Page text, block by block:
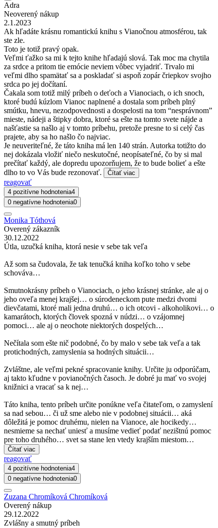
Adra
Neoverený nákup
2.1.2023
Ak hľadáte krásnu romantickú knihu s Vianočnou atmosférou, tak
ste zle.
Toto je totiž pravý opak.
Veľmi ťažko sa mi k tejto knihe hľadajú slová. Tak moc ma chytila
za srdce a pritom tie emócie neviem vôbec vyjadriť. Trvalo mi
veľmi dlho spamätať sa a poskladať si aspoň zopár čriepkov svojho
srdca po jej dočítaní.
Čakala som totiž milý príbeh o deťoch a Vianociach, o ich snoch,
ktoré budú kúzlom Vianoc naplnené a dostala som príbeh plný
smútku, hnevu, nezodpovednosti a dospelosti na tom “nesprávnom”
mieste, nádeji a štipky dobra, ktoré sa ešte na tomto svete nájde a
našťastie sa našlo aj v tomto príbehu, pretože presne to si celý čas
prajete, aby sa ho našlo čo najviac.
Je neuveriteľné, že táto kniha má len 140 strán. Autorka totižto do
nej dokázala vložiť niečo neskutočné, neopísateľné, čo by si mal
prečítať každý, ale dopredu upozorňujem, že to bude bolieť a ešte
dlho to vo Vás bude rezonovať.
Čítať viac
reagovať
4 pozitívne hodnotenia4
0 negatívne hodnotenia0
Monika Tóthová
Overený zákazník
30.12.2022
Útla, uzučká kniha, ktorá nesie v sebe tak veľa
Až som sa čudovala, že tak tenučká kniha koľko toho v sebe
schováva…
Smutnokrásny príbeh o Vianociach, o jeho krásnej stránke, ale aj o
jeho oveľa menej krajšej… o súrodeneckom pute medzi dvomi
dievčatami, ktoré mali jedna druhú… o ich otcovi - alkoholikovi… o
kamarátoch, ktorých človek spozná v núdzi… o vzájomnej
pomoci… ale aj o neochote niektorých dospelých…
Nečítala som ešte nič podobné, čo by malo v sebe tak veľa a tak
protichodných, zamyslenia sa hodných situácii…
Zvláštne, ale veľmi pekné spracovanie knihy. Určite ju odporúčam,
aj takto kľudne v povianočných časoch. Je dobré ju mať vo svojej
knižnici a vracať sa k nej…
Táto kniha, tento príbeh určite ponúkne veľa čitateľom, o zamyslení
sa nad sebou… či už sme alebo nie v podobnej situácii… aká
dôležitá je pomoc druhému, nielen na Vianoce, ale hocikedy…
nesmieme sa nechať uniesť a musíme vedieť podať nezištnú pomoc
pre toho druhého… svet sa stane len vtedy krajším miestom…
Čítať viac
reagovať
4 pozitívne hodnotenia4
0 negatívne hodnotenia0
Zuzana Chromíková Chromíková
Overený nákup
29.12.2022
Zvlášny a smutný príbeh